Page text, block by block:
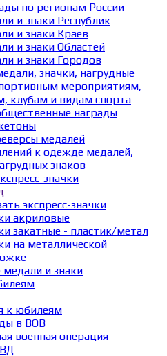
по регионам России
и знаки Республик
и знаки Краёв
и знаки Областей
и знаки Городов
значки, нагрудные
мероприятиям,
клубам и видам спорта
награды
медалей
к одежде медалей,
знаков
значки
экспресс-значки
акриловые
закатные - пластик/метал
на металлической
медали и знаки
к юбилеям
в ВОВ
военная операция